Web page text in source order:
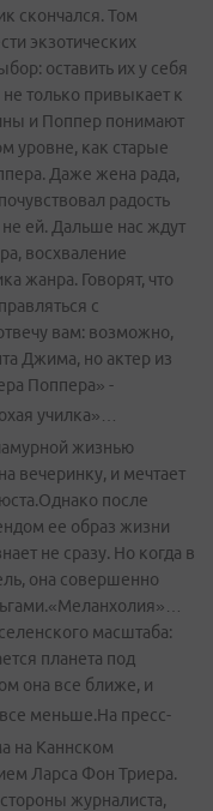
скончался. Том
экзотических
оставить их у себя
только привыкает к
и Поппер понимают
уровне, как старые
Даже жена рада,
радость
ей. Дальше нас ждут
восхваление
жанра. Говорят, что
с
вам: возможно,
Джима, но актер из
Поппера» -
училка»
жизнью
вечеринку, и мечтает
после
ее образ жизни
не сразу. Но когда в
она совершенно
масштаба:
планета под
она все ближе, и
меньше.На пресс­-
на Каннском
Ларса Фон Триера.
журналиста,